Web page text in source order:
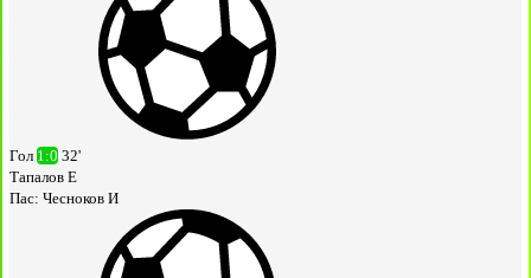
Гол 1:0 32'
Тапалов Е
Пас: Чесноков И